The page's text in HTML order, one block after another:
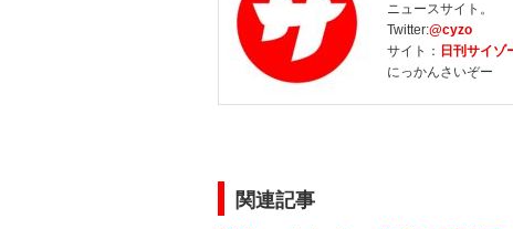
ニュースサイト。
Twitter:@cyzo
サイト： 日刊サイゾ
にっかんさいぞー
関連記事